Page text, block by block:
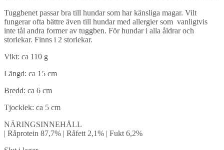
Tuggbenet passar bra till hundar som har känsliga magar. Vilt
fungerar ofta bättre även till hundar med allergier som vanligtvis
inte tål andra former av tuggben. För hundar i alla åldrar och
storlekar. Finns i 2 storlekar.
Vikt: ca 110 g
Längd: ca 15 cm
Bredd: ca 6 cm
Tjocklek: ca 5 cm
NÄRINGSINNEHÅLL
| Råprotein 87,7% | Råfett 2,1% | Fukt 6,2%